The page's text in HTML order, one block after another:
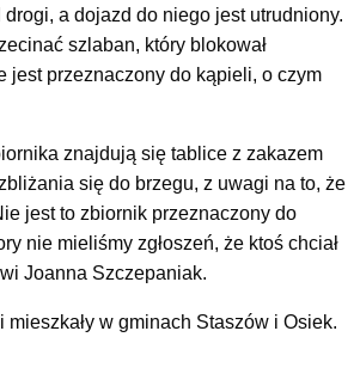
drogi, a dojazd do niego jest utrudniony.
szlaban, który blokował
jest przeznaczony do kąpieli, o czym
znajdują się tablice z zakazem
się do brzegu, z uwagi na to, że
jest to zbiornik przeznaczony do
nie mieliśmy zgłoszeń, że ktoś chciał
Joanna Szczepaniak.
mieszkały w gminach Staszów i Osiek.